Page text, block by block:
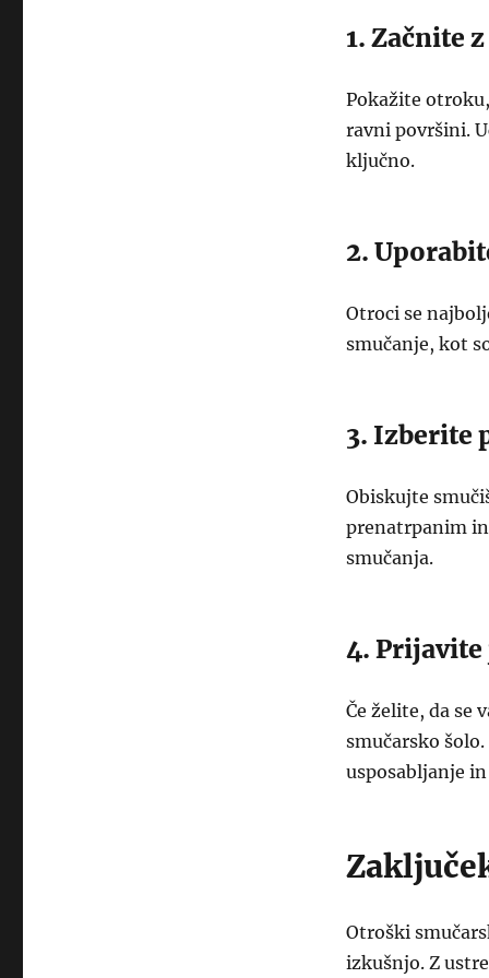
1. Začnite
Pokažite
ravni površini.
ključno.
2.
Otroci se
smučanje, kot
3. Izberite
Obiskujte
prenatrpanim
smučanja.
4.
Če želite, da se
smučarsko
usposabljanje
Otroški
izkušnjo. Z